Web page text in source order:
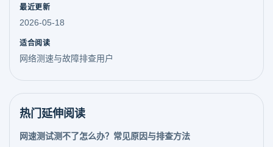
最近更新
2026-05-18
适合阅读
网络测速与故障排查用户
热门延伸阅读
网速测试测不了怎么办？常见原因与排查方法